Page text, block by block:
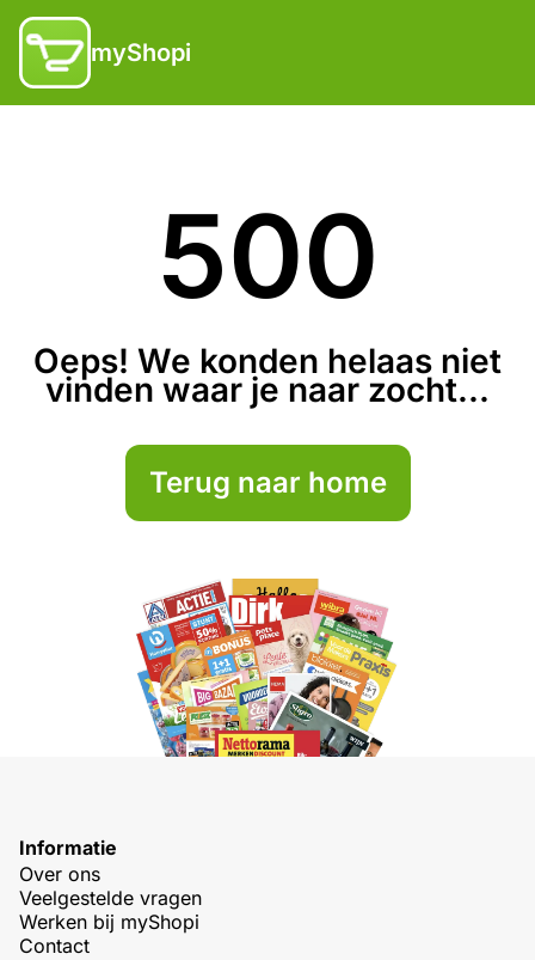
myShopi
500
Oeps! We konden helaas niet
vinden waar je naar zocht...
Terug naar home
Informatie
Over ons
Veelgestelde vragen
Werken bij myShopi
Contact